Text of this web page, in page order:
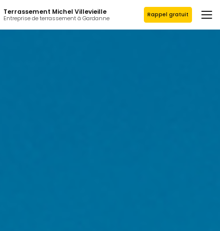
au
contenu
principal
Terrassement Michel Villevieille
Entreprise de terrassement à Gardanne Rappel gratuit